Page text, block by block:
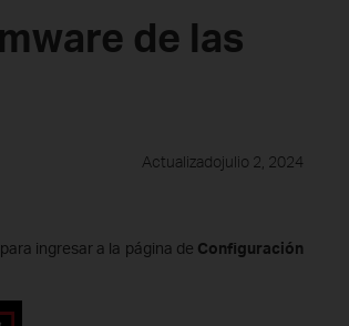
de las
Actualizadojulio 2, 2024
ingresar a la página de Configuración